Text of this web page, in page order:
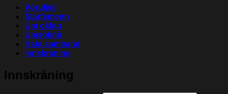
Vörulisti
Starfsmenn
Um okkur
Umsóknir
Hafa samband
Innskráning
Innskráning